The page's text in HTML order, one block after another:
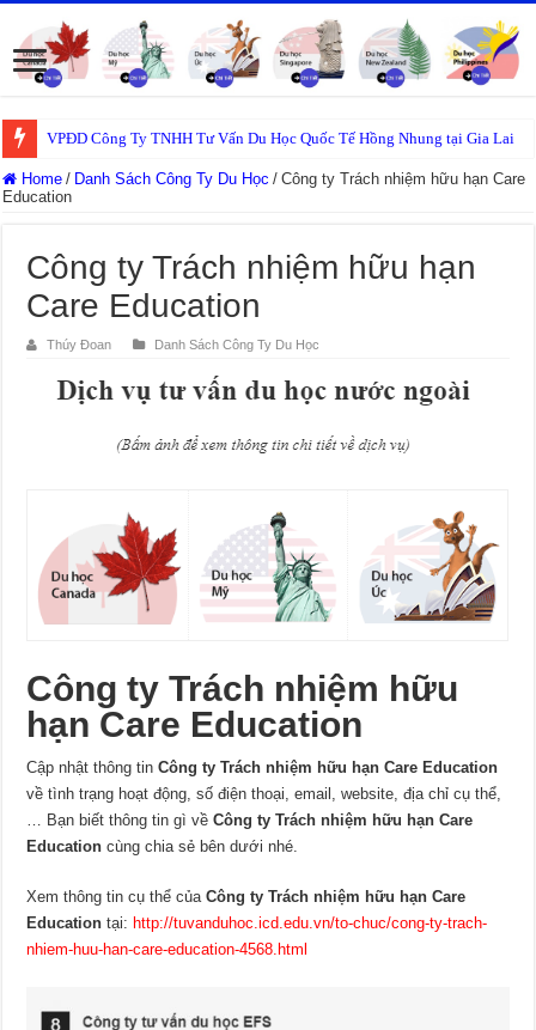
VPĐD Công Ty TNHH Tư Vấn Du Học Quốc Tế Hồng Nhung tại Gia Lai
Home / Danh Sách Công Ty Du Học / Công ty Trách nhiệm hữu hạn Care
Education
Công ty Trách nhiệm hữu hạn
Care Education
Thúy Đoan Danh Sách Công Ty Du Học
Công ty Trách nhiệm hữu
hạn Care Education
Cập nhật thông tinCông ty Trách nhiệm hữu hạn Care Education
về tình trạng hoạt động, số điện thoại, email, website, địa chỉ cụ thể,
… Bạn biết thông tin gì vềCông ty Trách nhiệm hữu hạn Care
Education cùng chia sẻ bên dưới nhé.
Xem thông tin cụ thể củaCông ty Trách nhiệm hữu hạn Care
Education tại: http://tuvanduhoc.icd.edu.vn/to-chuc/cong-ty-trach-
nhiem-huu-han-care-education-4568.html